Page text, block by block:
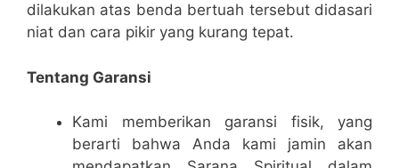
dilakukan atas benda bertuah tersebut didasari
niat dan cara pikir yang kurang tepat.
Tentang Garansi
Kami memberikan garansi fisik, yang
berarti bahwa Anda kami jamin akan